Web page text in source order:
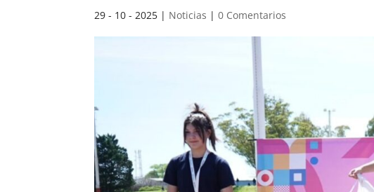
29 - 10 - 2025 | Noticias |0 Comentarios